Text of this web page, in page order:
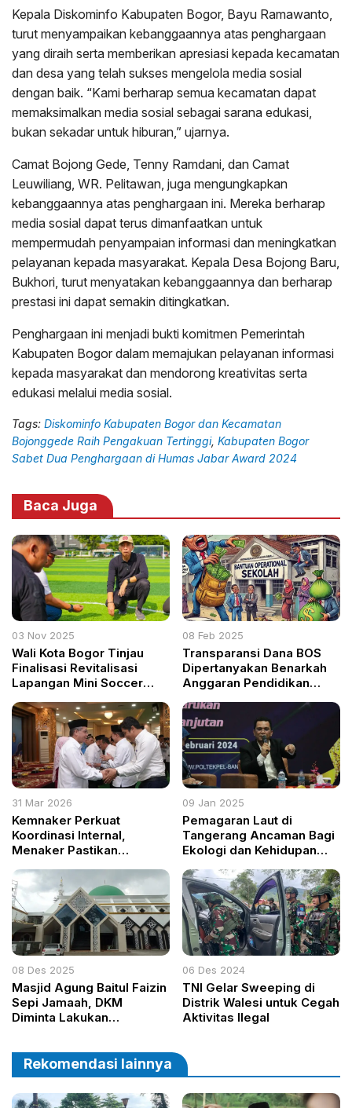
Kepala Diskominfo Kabupaten Bogor, Bayu Ramawanto,
turut menyampaikan kebanggaannya atas penghargaan
yang diraih serta memberikan apresiasi kepada kecamatan
dan desa yang telah sukses mengelola media sosial
dengan baik. “Kami berharap semua kecamatan dapat
memaksimalkan media sosial sebagai sarana edukasi,
bukan sekadar untuk hiburan,” ujarnya.
Camat Bojong Gede, Tenny Ramdani, dan Camat
Leuwiliang, WR. Pelitawan, juga mengungkapkan
kebanggaannya atas penghargaan ini. Mereka berharap
media sosial dapat terus dimanfaatkan untuk
mempermudah penyampaian informasi dan meningkatkan
pelayanan kepada masyarakat. Kepala Desa Bojong Baru,
Bukhori, turut menyatakan kebanggaannya dan berharap
prestasi ini dapat semakin ditingkatkan.
Penghargaan ini menjadi bukti komitmen Pemerintah
Kabupaten Bogor dalam memajukan pelayanan informasi
kepada masyarakat dan mendorong kreativitas serta
edukasi melalui media sosial.
Tags: Diskominfo Kabupaten Bogor dan Kecamatan
Bojonggede Raih Pengakuan Tertinggi, Kabupaten Bogor
Sabet Dua Penghargaan di Humas Jabar Award 2024
Baca Juga
03 Nov 2025
Wali Kota Bogor Tinjau
Finalisasi Revitalisasi
Lapangan Mini Soccer
08 Feb 2025
Transparansi Dana BOS
Dipertanyakan Benarkah
Anggaran Pendidikan
31 Mar 2026
Kemnaker Perkuat
Koordinasi Internal,
Menaker Pastikan
Boleh Terganggu
09 Jan 2025
Pemagaran Laut di
Tangerang Ancaman Bagi
Ekologi dan Kehidupan
08 Des 2025
Masjid Agung Baitul Faizin
Sepi Jamaah, DKM
Diminta Lakukan
Penguat Kehidupan Masjid
06 Des 2024
TNI Gelar Sweeping di
Distrik Walesi untuk Cegah
Aktivitas Ilegal
Rekomendasi lainnya